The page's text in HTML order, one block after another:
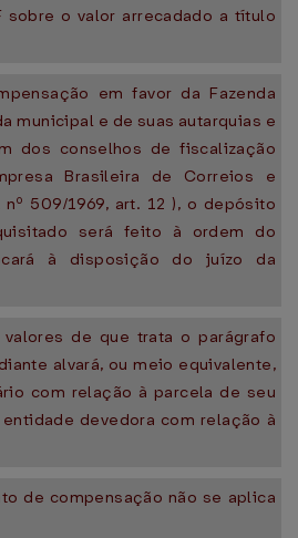
sobre o valor arrecadado a título
em favor da Fazenda
municipal e de suas autarquias e
dos conselhos de fiscalização
Brasileira de Correios e
509/1969, art. 12 ), o depósito
será feito à ordem do
à disposição do juízo da
de que trata o parágrafo
alvará, ou meio equivalente,
com relação à parcela de seu
devedora com relação à
de compensação não se aplica